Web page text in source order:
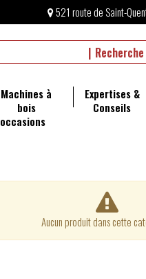
521 route de Saint-
Recherche
Machines à
bois
occasions
Expertises &
Conseils
Aucun produit dans cette